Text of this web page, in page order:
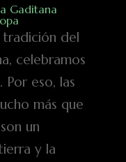
Gaditana
del
celebramos
Por eso, las
más que
un
y la